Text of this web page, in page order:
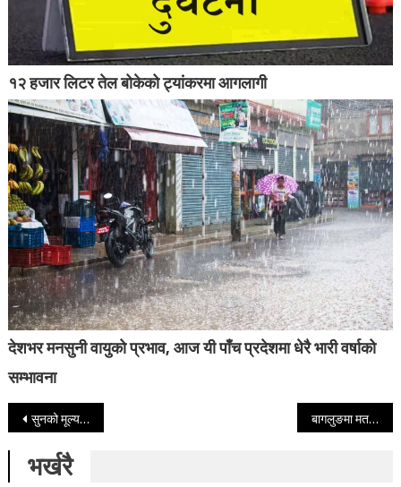
१२ हजार लिटर तेल बोकेको ट्यांकरमा आगलागी
देशभर मनसुनी वायुको प्रभाव, आज यी पाँच प्रदेशमा धेरै भारी वर्षाको
सम्भावना
Post navigation
सुनको मूल्य तोलामा ११ हजार रुपैयाँ घट्यो बागलुङमा मतदान अधिकृतको जिम्मेवारी खोसियो
भर्खरै